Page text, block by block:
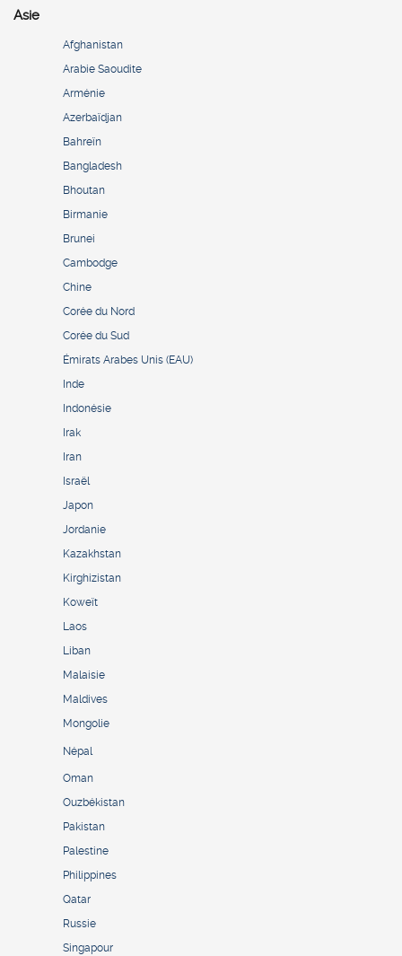
Asie
Afghanistan
Arabie Saoudite
Arménie
Azerbaïdjan
Bahreïn
Bangladesh
Bhoutan
Birmanie
Brunei
Cambodge
Chine
Corée du Nord
Corée du Sud
Émirats Arabes Unis (EAU)
Inde
Indonésie
Irak
Iran
Israël
Japon
Jordanie
Kazakhstan
Kirghizistan
Koweït
Laos
Liban
Malaisie
Maldives
Mongolie
Népal
Oman
Ouzbékistan
Pakistan
Palestine
Philippines
Qatar
Russie
Singapour